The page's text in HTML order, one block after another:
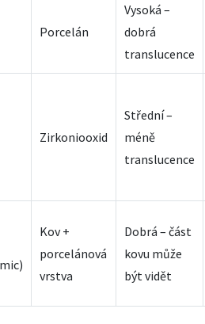
Porcelán
Vysoká –
dobrá
translucence
Zirkoniooxid
Střední –
méně
translucence
Kov +
porcelánová
vrstva
Dobrá – část
kovu může
být vidět